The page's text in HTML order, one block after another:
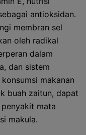
antioksidan.
membran sel
oleh radikal
dalam
dan sistem
makanan
buah zaitun, dapat
mata
makula.